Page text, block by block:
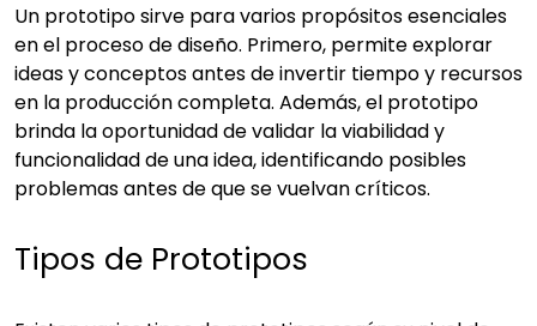
Un prototipo sirve para varios propósitos esenciales
en el proceso de diseño. Primero, permite explorar
ideas y conceptos antes de invertir tiempo y recursos
en la producción completa. Además, el prototipo
brinda la oportunidad de validar la viabilidad y
funcionalidad de una idea, identificando posibles
problemas antes de que se vuelvan críticos.
Tipos de Prototipos